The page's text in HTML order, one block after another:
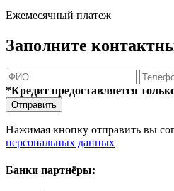
Ежемесячный платеж
Заполните
*Кредит предоставляется
Отправить
Нажимая кнопку отправить вы
персональных данных
Банки партнёры: